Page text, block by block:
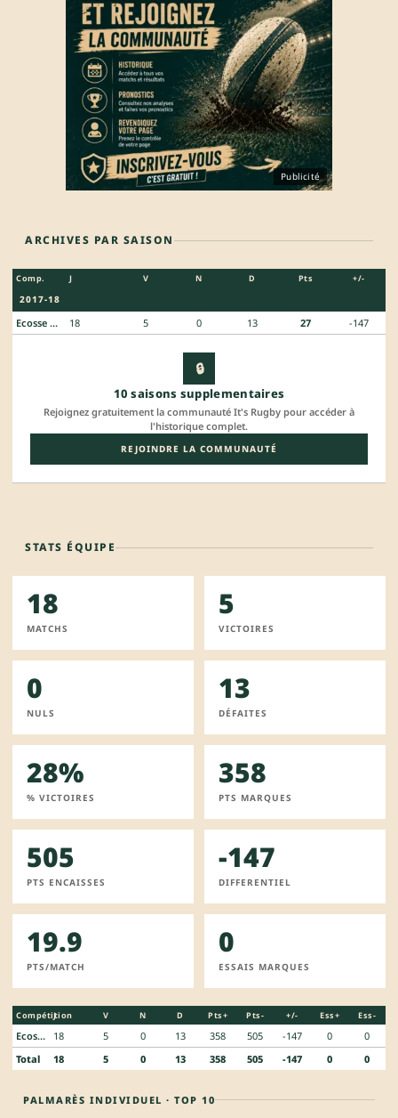
Publicité
ARCHIVES PAR SAISON
Comp. J V N D Pts +/-
2017-18
Ecosse PR 1 18 5 0 13 27 -147
🔒
10 saisons supplementaires
Rejoignez gratuitement la communauté It's Rugby pour accéder à
l'historique complet.
REJOINDRE LA COMMUNAUTÉ
STATS ÉQUIPE
18
MATCHS
5
VICTOIRES
0
NULS
13
DÉFAITES
28%
% VICTOIRES
358
PTS MARQUES
505
PTS ENCAISSES
-147
DIFFERENTIEL
19.9
PTS/MATCH
0
ESSAIS MARQUES
Compétition
J V N D Pts+ Pts- +/- Ess+ Ess-
Ecosse PR 1 18 5 0 13 358 505 -147 0
0
Total
18 5 0 13 358 505 -147 0 0
PALMARÈS INDIVIDUEL · TOP 10